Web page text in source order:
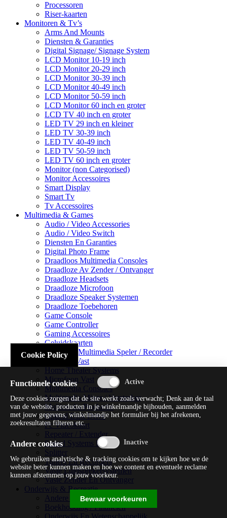
Processoren
Riser-kaarten
Monitoren & Tv’s
Arms And Mounts
Diensten & Garanties
Digital Signage/ Signage System
LCD Monitor 10-19 inch
LCD Monitor 20-29 inch
LCD Monitor 30-39 inch
LCD Monitor 40-49 inch
LCD Monitor 50-59 inch
LCD Monitor 60 inch en groter
LCD TV 40 inch en groter
LED TV 29 inch en kleiner
LED TV 30-39 inch
LED TV 40-49 inch
LED TV 50-59 inch
LED TV 60 inch en groter
Monitor (non Categorised)
Monitor Accessoires
Smart Display
Smart Tv
Tv Accessoires
Multimedia & Games
Audio / Video Accessories
Audio / Video Switch
Diensten En Garanties
Digital Photo Frame
Draadloos Multimedia Consoles
Draadloze Av Zender / Ontvanger
Draadloze Headsets
Draadloze Microfoon
Draadloze Speaker Systemen
Draadloze Toebehoren
Game Console
Game Controller
Gaming Accessoires
Geluidskaarten
Handheld Multimedia Speler / Recorder
Headsets Vast
Home Theater Systems
Microfoon Vast
Multimedia Consoles
Multimedia Mixer / Versterker
Multimedia Productie
Optical Disk Drive
Pc Videokaart
Repeater / Extender
Sound Systems Hi-fi
Splitter
Tuners En Recorders
Vaste Luidsprekersystemen
Vaste Zender En Ontvanger
Onderwijs & Recreatie
Andere Beveiligingssoftware
Boekhouding / Financiën
Cookie Policy
Functionele cookies
Deze cookies zorgen dat de site werkt zoals verwacht; Denk aan de taal
van de website, producten in je winkelmandje bijhouden, aanmelden
met jouw gegevens, winkelmandje het formulier bij het afrekenen,
zoekresultaten filteren etc.
Andere cookies
We gebruiken analytische & tracking cookies om te kijken hoe we de
website beter kunnen maken en hoe we content en eventuele reclame
kunnen afstemmen op jouw voorkeur.
Bewaar voorkeuren